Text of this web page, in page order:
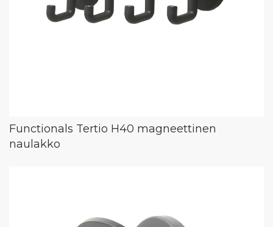
Functionals Tertio H40 magneettinen
naulakko